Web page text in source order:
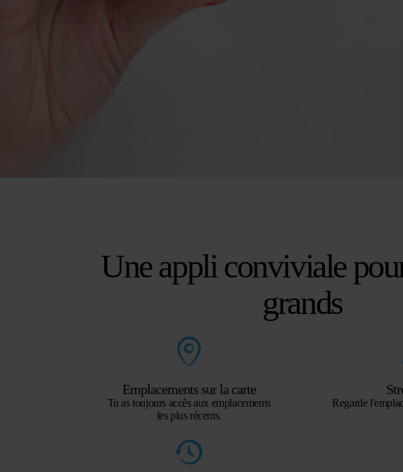
Une appli conviviale
grands
Emplacements sur la carte
Tu as toujours accès aux emplacements
les plus récents.
Regarde